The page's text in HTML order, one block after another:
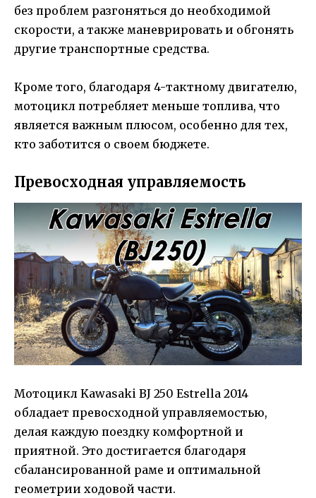
без проблем разгоняться до необходимой
скорости, а также маневрировать и обгонять
другие транспортные средства.
Кроме того, благодаря 4-тактному двигателю,
мотоцикл потребляет меньше топлива, что
является важным плюсом, особенно для тех,
кто заботится о своем бюджете.
Превосходная управляемость
Мотоцикл Kawasaki BJ 250 Estrella 2014
обладает превосходной управляемостью,
делая каждую поездку комфортной и
приятной. Это достигается благодаря
сбалансированной раме и оптимальной
геометрии ходовой части.